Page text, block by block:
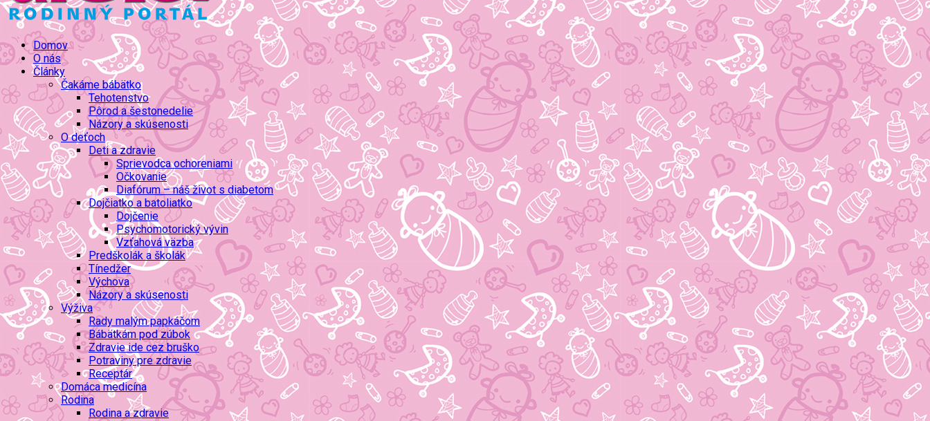
Domov
O nás
Články
Čakáme bábätko
Tehotenstvo
Pôrod a šestonedelie
Názory a skúsenosti
O deťoch
Deti a zdravie
Sprievodca ochoreniami
Očkovanie
Diafórum – náš život s diabetom
Dojčiatko a batoliatko
Dojčenie
Psychomotorický vývin
Vzťahová väzba
Predškolák a školák
Tínedžer
Výchova
Názory a skúsenosti
Výživa
Rady malým papkáčom
Bábätkám pod zúbok
Zdravie ide cez bruško
Potraviny pre zdravie
Receptár
Domáca medicína
Rodina
Rodina a zdravie